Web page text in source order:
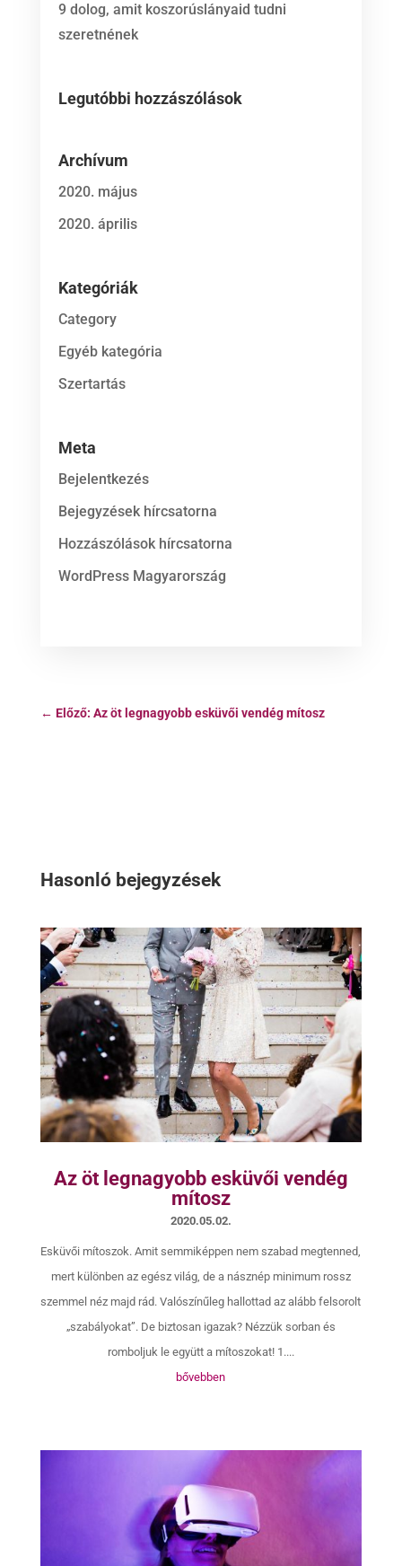
9 dolog, amit koszorúslányaid tudni
szeretnének
Legutóbbi hozzászólások
Archívum
2020. május
2020. április
Kategóriák
Category
Egyéb kategória
Szertartás
Meta
Bejelentkezés
Bejegyzések hírcsatorna
Hozzászólások hírcsatorna
WordPress Magyarország
← Előző: Az öt legnagyobb esküvői vendég mítosz
Hasonló bejegyzések
Az öt legnagyobb esküvői vendég
mítosz
2020.05.02.
Esküvői mítoszok. Amit semmiképpen nem szabad megtenned,
mert különben az egész világ, de a násznép minimum rossz
szemmel néz majd rád. Valószínűleg hallottad az alább felsorolt
„szabályokat”. De biztosan igazak? Nézzük sorban és
romboljuk le együtt a mítoszokat! 1....
bővebben